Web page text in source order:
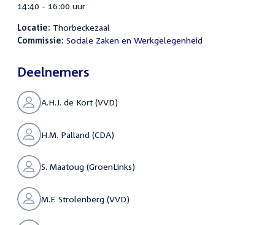
14:40 - 16:00 uur
Locatie: Thorbeckezaal
Commissie: Sociale Zaken en Werkgelegenheid
Deelnemers
A.H.J. de Kort (VVD)
H.M. Palland (CDA)
S. Maatoug (GroenLinks)
M.F. Strolenberg (VVD)